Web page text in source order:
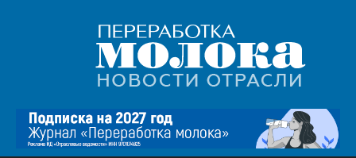
Переработка
молока
|
Новости